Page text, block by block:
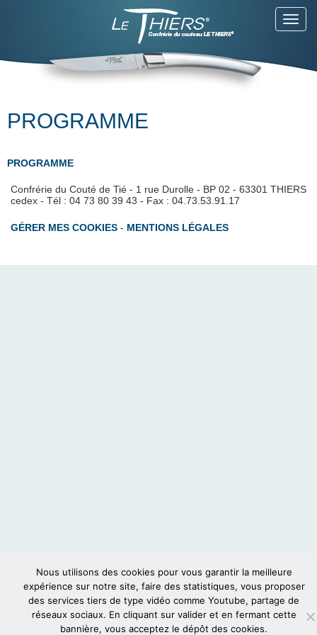
PROGRAMME
PROGRAMME
Confrérie du Couté de Tié - 1 rue Durolle - BP 02 - 63301 THIERS
cedex - Tél : 04 73 80 39 43 - Fax : 04.73.53.91.17
GÉRER MES COOKIES - MENTIONS LÉGALES
Nous utilisons des cookies pour vous garantir la meilleure
expérience sur notre site, faire des statistiques, vous proposer
des services tiers de type vidéo comme Youtube, partage de
réseaux sociaux. En cliquant sur valider et en fermant cette
bannière, vous acceptez le dépôt des cookies.